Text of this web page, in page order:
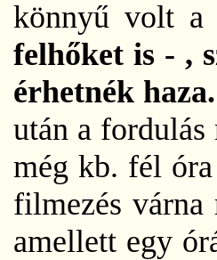
könnyű volt a
felhőket is - ,
érhetnék haza.
után a
még kb. fél
filmezés várna
amellett egy